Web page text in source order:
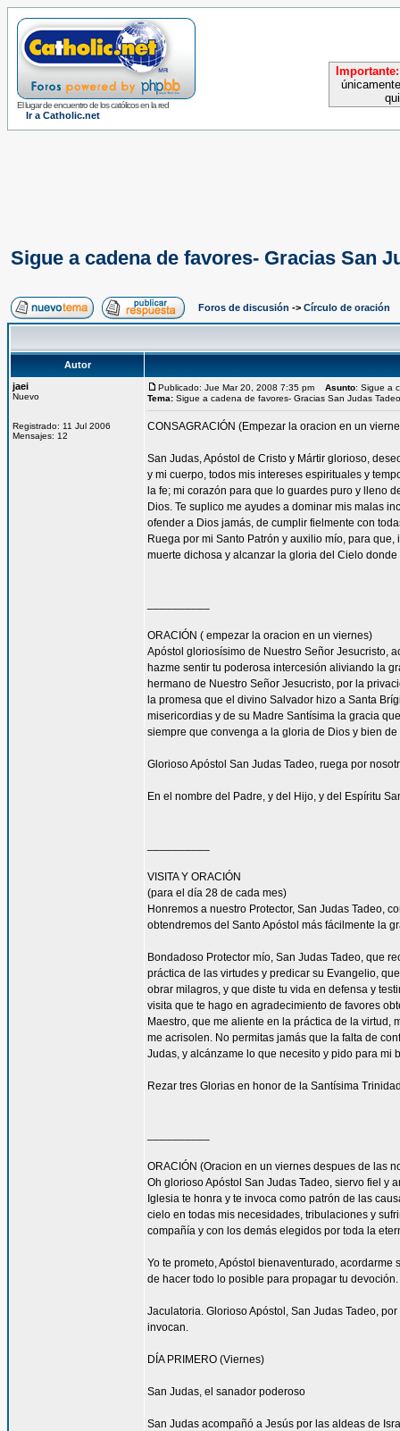
El lugar de encuentro de los católicos en la red
Ir a Catholic.net
Importante:
Sigue a cadena de favores- Gracias San
Foros de discusión -> Círculo de oración
Autor
jaei
Nuevo
Registrado: 11 Jul 2006
Mensajes: 12
Publicado: Jue Mar 20, 2008 7:35 pm Asunto: Sigue a
Tema: Sigue a cadena de favores- Gracias San Judas
CONSAGRACIÓN (Empezar la oracion en un
San Judas, Apóstol de Cristo y Mártir glorioso,
y mi cuerpo, todos mis intereses espirituales y
la fe; mi corazón para que lo guardes puro y lleno
Dios. Te suplico me ayudes a dominar mis malas
ofender a Dios jamás, de cumplir fielmente con
Ruega por mi Santo Patrón y auxilio mío, para
muerte dichosa y alcanzar la gloria del Cielo
ORACIÓN ( empezar la oracion en un viernes)
Apóstol gloriosísimo de Nuestro Señor Jesucristo,
hazme sentir tu poderosa intercesión aliviando la
hermano de Nuestro Señor Jesucristo, por la
la promesa que el divino Salvador hizo a Santa
misericordias y de su Madre Santísima la gracia
siempre que convenga a la gloria de Dios y bien de
Glorioso Apóstol San Judas Tadeo, ruega por
En el nombre del Padre, y del Hijo, y del Espíritu
VISITA Y ORACIÓN
(para el día 28 de cada mes)
Honremos a nuestro Protector, San Judas Tadeo,
obtendremos del Santo Apóstol más fácilmente la
Bondadoso Protector mío, San Judas Tadeo, que
práctica de las virtudes y predicar su Evangelio,
obrar milagros, y que diste tu vida en defensa y
visita que te hago en agradecimiento de favores
Maestro, que me aliente en la práctica de la
me acrisolen. No permitas jamás que la falta de
Judas, y alcánzame lo que necesito y pido para mi
Rezar tres Glorias en honor de la Santísima
ORACIÓN (Oracion en un viernes despues de las
Oh glorioso Apóstol San Judas Tadeo, siervo fiel y
Iglesia te honra y te invoca como patrón de las
cielo en todas mis necesidades, tribulaciones y
compañía y con los demás elegidos por toda la
Yo te prometo, Apóstol bienaventurado,
de hacer todo lo posible para propagar tu devoción.
Jaculatoria. Glorioso Apóstol, San Judas Tadeo,
invocan.
DÍA PRIMERO (Viernes)
San Judas, el sanador poderoso
San Judas acompañó a Jesús por las aldeas de